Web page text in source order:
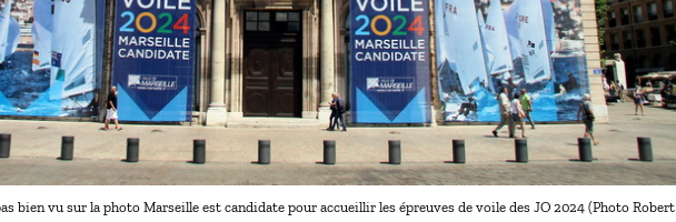
bien vu sur la photo Marseille est candidate pour accueillir les épreuves de voile des JO 2024 (Photo Robert